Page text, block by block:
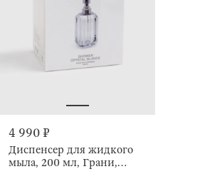
4 990 ₽
Диспенсер для жидкого
мыла, 200 мл, Грани,